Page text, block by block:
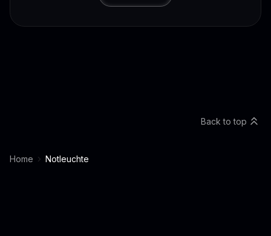
Home Notleuchte
Back to top